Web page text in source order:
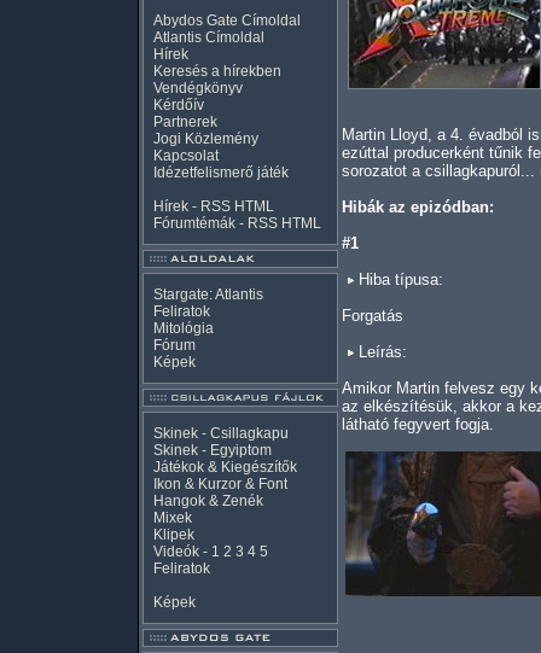
Abydos Gate Címoldal
Atlantis Címoldal
Hírek
Keresés a hírekben
Vendégkönyv
Kérdőív
Partnerek
Jogi Közlemény
Kapcsolat
Idézetfelismerő játék
Hírek - RSS HTML
Fórumtémák - RSS HTML
Stargate: Atlantis
Feliratok
Mitológia
Fórum
Képek
Skinek - Csillagkapu
Skinek - Egyiptom
Játékok & Kiegészítők
Ikon & Kurzor & Font
Hangok & Zenék
Mixek
Klipek
Videók - 1 2 3 4 5
Feliratok
Képek
Martin Lloyd, a 4. évadból
ezúttal producerként tűnik
sorozatot a csillagkapuról...
Hibák az epizódban:
#1
Hiba típusa:
Forgatás
Leírás:
Amikor Martin felvesz egy
az elkészítésük, akkor a
látható fegyvert fogja.